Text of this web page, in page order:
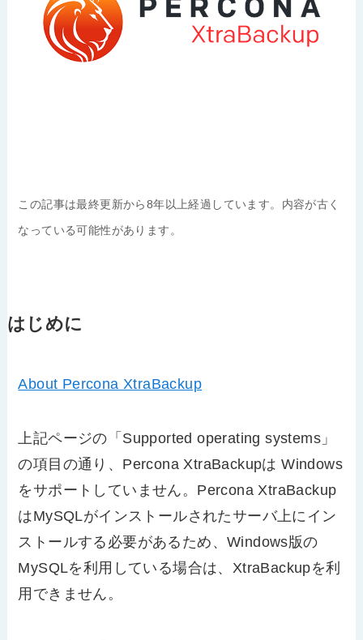
この記事は最終更新から8年以上経過しています。内容が古く
なっている可能性があります。
はじめに
About Percona XtraBackup
上記ページの「Supported operating systems」
の項目の通り、Percona XtraBackupは Windows
をサポートしていません。Percona XtraBackup
はMySQLがインストールされたサーバ上にイン
ストールする必要があるため、Windows版の
MySQLを利用している場合は、XtraBackupを利
用できません。